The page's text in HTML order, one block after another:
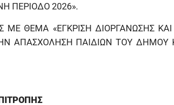
ΠΕΡΙΟΔΟ 2026».
ΘΕΜΑ «ΕΓΚΡΙΣΗ ΔΙΟΡΓΑΝΩΣΗΣ ΚΑΙ
ΑΠΑΣΧΟΛΗΣΗ ΠΑΙΔΙΩΝ ΤΟΥ ΔΗΜΟΥ